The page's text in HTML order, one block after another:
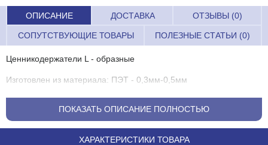
ОПИСАНИЕ ДОСТАВКА ОТЗЫВЫ (0)
СОПУТСТВУЮЩИЕ ТОВАРЫ ПОЛЕЗНЫЕ СТАТЬИ (0)
Ценникодержатели L - образные
Изготовлен из материала: ПЭТ - 0,3мм-0,5мм
ПОКАЗАТЬ ОПИСАНИЕ ПОЛНОСТЬЮ
ХАРАКТЕРИСТИКИ ТОВАРА